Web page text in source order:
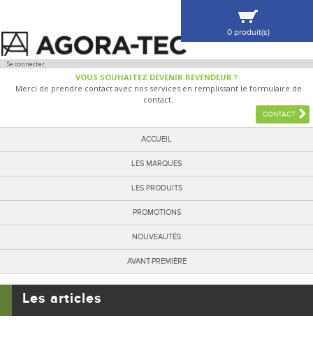
Se connecter
VOUS SOUHAITEZ DEVENIR REVENDEUR ?
Merci de prendre contact avec nos services en remplissant le formulaire de
contact.
CONTACT
ACCUEIL
LES MARQUES
LES PRODUITS
PROMOTIONS
NOUVEAUTÉS
AVANT-PREMIÈRE
0 produit(s)
VOIR MA SÉLECTION
Les articles